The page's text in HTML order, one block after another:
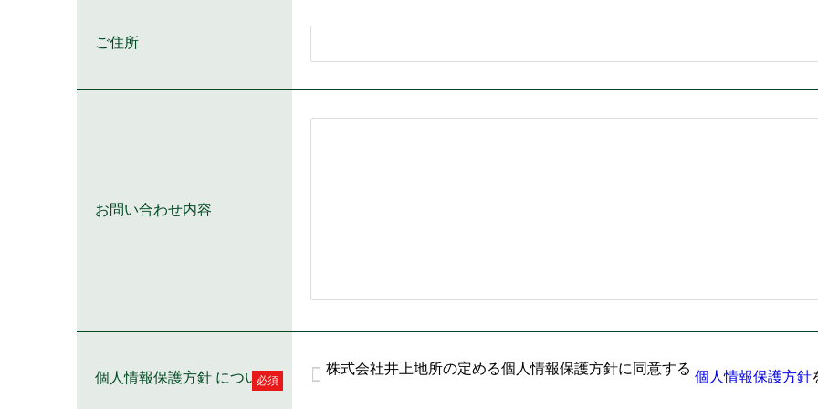
ご住所
お問い合わせ内容
個人情報保護方針 について
必須
株式会社井上地所の定める個人情報保護方針に同意する
個人情報保護方針